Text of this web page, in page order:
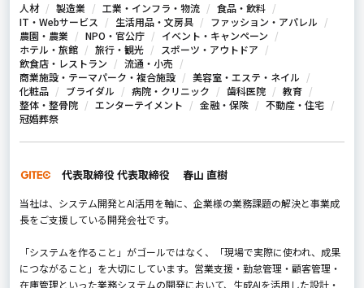
人材
製造業 工業・インフラ・物流
食品・飲料
IT・Webサービス
生活用品・文房具
ファッション・アパレル
農園・農業
NPO・官公庁
イベント・キャンペーン
ホテル・旅館
旅行・観光
スポーツ・アウトドア
飲食店・レストラン
流通・小売
商業施設・テーマパーク・複合施設
美容室・エステ・ネイル
化粧品
ブライダル 病院・クリニック 歯科医院
教育
整体・整骨院
エンターテイメント 金融・保険
不動産・住宅
冠婚葬祭
代表取締役 代表取締役 春山 直樹
当社は、システム開発とAI活用を軸に、企業様の業務課題の解決と事業成
長をご支援している開発会社です。
「システムを作ること」がゴールではなく、「現場で実際に使われ、成果
につながること」を大切にしています。営業支援・勤怠管理・顧客管理・
在庫管理といった業務システムの開発において、生成AIを活用した設計・